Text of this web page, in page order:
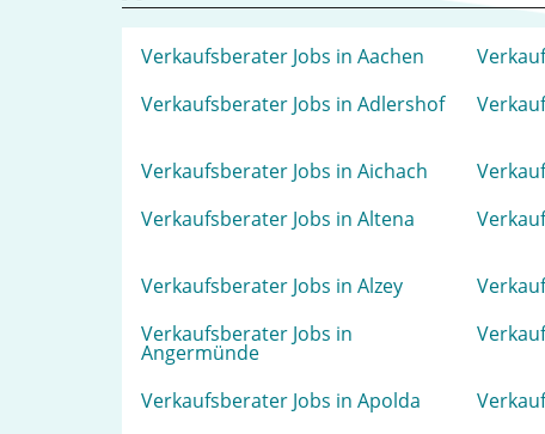
Verkaufsberater Jobs in Aachen
Verkaufsberater Jobs in Adlershof
Verkaufsberater Jobs in Aichach
Verkaufsberater Jobs in Altena
Verkaufsberater Jobs in Alzey
Verkaufsberater Jobs in
Angermünde
Verkaufsberater Jobs in Apolda